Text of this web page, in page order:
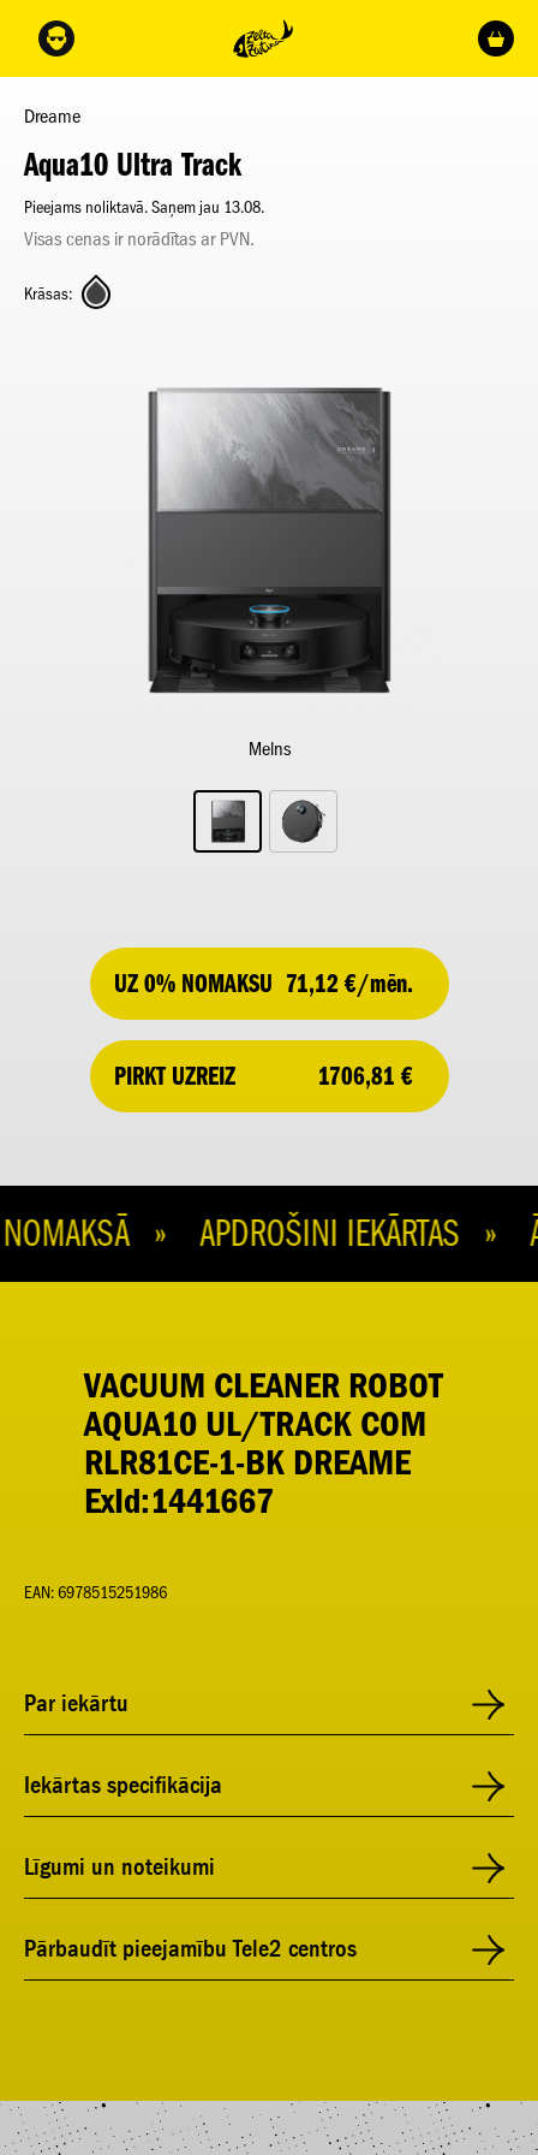
Dreame
Aqua10 Ultra Track
Pieejams noliktavā. Saņem jau 13.08.
Visas cenas ir norādītas ar PVN.
Krāsas:
Melns
UZ 0% NOMAKSU 71,12 €/mēn.
PIRKT UZREIZ 1706,81 €
» APDROŠINI IEKĀRTAS »
VACUUM CLEANER ROBOT
AQUA10 UL/TRACK COM
RLR81CE-1-BK DREAME
ExId:1441667
EAN: 6978515251986
Par iekārtu
Iekārtas specifikācija
Līgumi un noteikumi
Pārbaudīt pieejamību Tele2 centros